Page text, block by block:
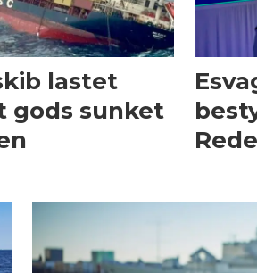
lastet
gods sunket